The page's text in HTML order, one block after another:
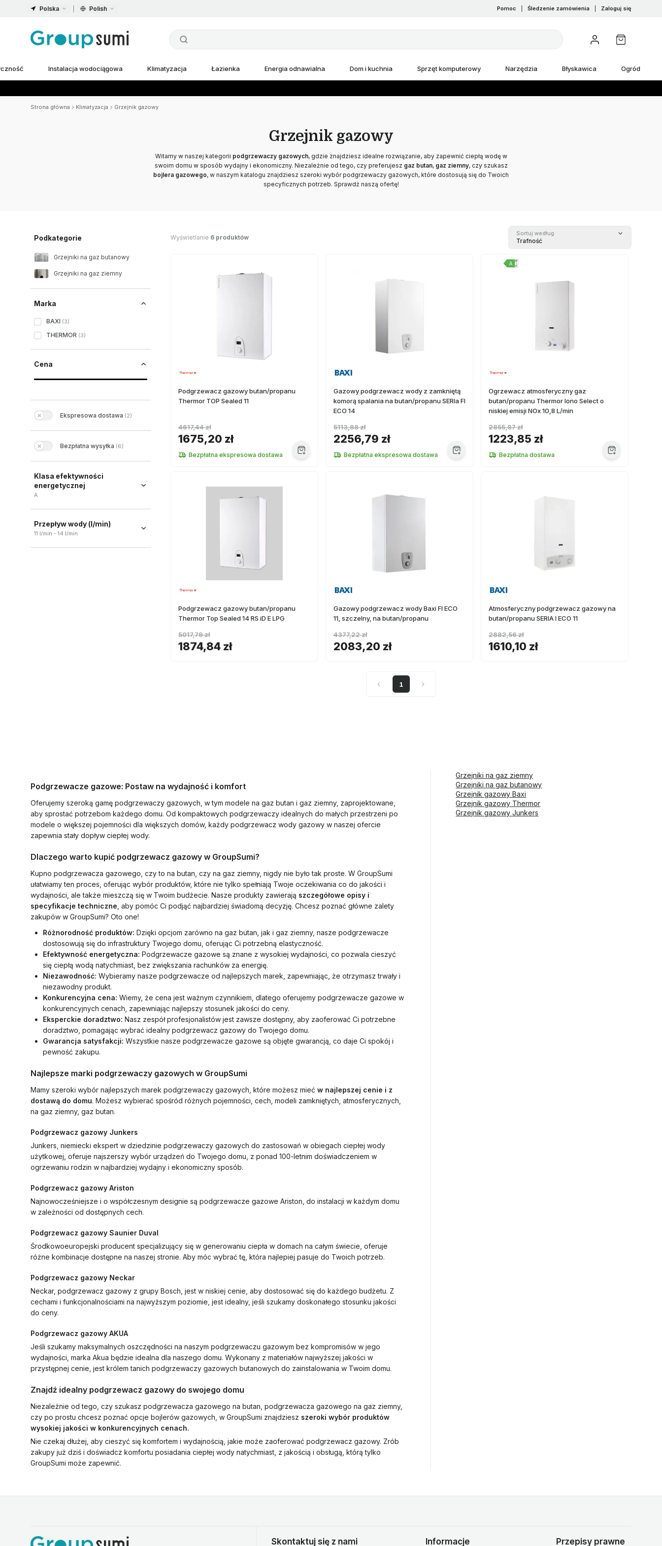
Polska Polish Pomoc Śledzenie zamówienia Zaloguj się
Instalacja wodociągowa Klimatyzacja Łazienka Energia odnawialna Dom i kuchnia Sprzęt komputerowy Narzędzia Błyskawica Ogród
Strona główna Klimatyzacja Grzejnik gazowy
Grzejnik gazowy
Witamy w naszej kategorii podgrzewaczy gazowych, gdzie znajdziesz idealne rozwiązanie, aby zapewnić ciepłą wodę w
swoim domu w sposób wydajny i ekonomiczny. Niezależnie od tego, czy preferujesz gaz butan, gaz ziemny, czy szukasz
bojlera gazowego, w naszym katalogu znajdziesz szeroki wybór podgrzewaczy gazowych, które dostosują się do Twoich
specyficznych potrzeb. Sprawdź naszą ofertę!
Podkategorie
Grzejniki na gaz butanowy
Grzejniki na gaz ziemny
Marka
BAXI (3)
THERMOR (3)
Cena
Ekspresowa dostawa (2)
Bezpłatna wysyłka (6)
Klasa efektywności
energetycznej
A
Przepływ wody (l/min)
11 l/min - 14 l/min
Wyświetlanie 6 produktów
Sortuj według
Trafność
Podgrzewacz gazowy butan/propanu
Thermor TOP Sealed 11
1675,20 zł
4617,44 zł
Bezpłatna ekspresowa dostawa
Gazowy podgrzewacz wody z zamkniętą
komorą spalania na butan/propanu SERIa FI
ECO 14
2256,79 zł
5113,88 zł
Bezpłatna ekspresowa dostawa
Ogrzewacz atmosferyczny gaz
butan/propanu Thermor Iono Select o
niskiej emisji NOx 10,8 L/min
1223,85 zł
2855,87 zł
Bezpłatna dostawa
Podgrzewacz gazowy butan/propanu
Thermor Top Sealed 14 RS iD E LPG
1874,84 zł
5017,79 zł
Gazowy podgrzewacz wody Baxi FI ECO
11, szczelny, na butan/propanu
2083,20 zł
4377,22 zł
Atmosferyczny podgrzewacz gazowy na
butan/propanu SERIA I ECO 11
1610,10 zł
2882,56 zł
1
Podgrzewacze gazowe: Postaw na wydajność i komfort
Oferujemy szeroką gamę podgrzewaczy gazowych, w tym modele na gaz butan i gaz ziemny, zaprojektowane,
aby sprostać potrzebom każdego domu. Od kompaktowych podgrzewaczy idealnych do małych przestrzeni po
modele o większej pojemności dla większych domów, każdy podgrzewacz wody gazowy w naszej ofercie
zapewnia stały dopływ ciepłej wody.
Dlaczego warto kupić podgrzewacz gazowy w GroupSumi?
Kupno podgrzewacza gazowego, czy to na butan, czy na gaz ziemny, nigdy nie było tak proste. W GroupSumi
ułatwiamy ten proces, oferując wybór produktów, które nie tylko spełniają Twoje oczekiwania co do jakości i
wydajności, ale także mieszczą się w Twoim budżecie. Nasze produkty zawierają szczegółowe opisy i
specyfikacje techniczne , aby pomóc Ci podjąć najbardziej świadomą decyzję. Chcesz poznać główne zalety
zakupów w GroupSumi? Oto one!
Różnorodność produktów: Dzięki opcjom zarówno na gaz butan, jak i gaz ziemny, nasze podgrzewacze
dostosowują się do infrastruktury Twojego domu, oferując Ci potrzebną elastyczność.
Efektywność energetyczna: Podgrzewacze gazowe są znane z wysokiej wydajności, co pozwala cieszyć
się ciepłą wodą natychmiast, bez zwiększania rachunków za energię.
Niezawodność: Wybieramy nasze podgrzewacze od najlepszych marek, zapewniając, że otrzymasz trwały i
niezawodny produkt.
Konkurencyjna cena: Wiemy, że cena jest ważnym czynnikiem, dlatego oferujemy podgrzewacze gazowe w
konkurencyjnych cenach, zapewniając najlepszy stosunek jakości do ceny.
Eksperckie doradztwo: Nasz zespół profesjonalistów jest zawsze dostępny, aby zaoferować Ci potrzebne
doradztwo, pomagając wybrać idealny podgrzewacz gazowy do Twojego domu.
Gwarancja satysfakcji: Wszystkie nasze podgrzewacze gazowe są objęte gwarancją, co daje Ci spokój i
pewność zakupu.
Najlepsze marki podgrzewaczy gazowych w GroupSumi
Mamy szeroki wybór najlepszych marek podgrzewaczy gazowych, które możesz mieć w najlepszej cenie i z
dostawą do domu. Możesz wybierać spośród różnych pojemności, cech, modeli zamkniętych, atmosferycznych,
na gaz ziemny, gaz butan.
Podgrzewacz gazowy Junkers
Junkers, niemiecki ekspert w dziedzinie podgrzewaczy gazowych do zastosowań w obiegach ciepłej wody
użytkowej, oferuje najszerszy wybór urządzeń do Twojego domu, z ponad 100-letnim doświadczeniem w
ogrzewaniu rodzin w najbardziej wydajny i ekonomiczny sposób.
Podgrzewacz gazowy Ariston
Najnowocześniejsze i o współczesnym designie są podgrzewacze gazowe Ariston, do instalacji w każdym domu
w zależności od dostępnych cech.
Podgrzewacz gazowy Saunier Duval
Środkowoeuropejski producent specjalizujący się w generowaniu ciepła w domach na całym świecie, oferuje
różne kombinacje dostępne na naszej stronie. Aby móc wybrać tę, która najlepiej pasuje do Twoich potrzeb.
Podgrzewacz gazowy Neckar
Neckar, podgrzewacz gazowy z grupy Bosch, jest w niskiej cenie, aby dostosować się do każdego budżetu. Z
cechami i funkcjonalnościami na najwyższym poziomie, jest idealny, jeśli szukamy doskonałego stosunku jakości
do ceny.
Podgrzewacz gazowy AKUA
Jeśli szukamy maksymalnych oszczędności na naszym podgrzewaczu gazowym bez kompromisów w jego
wydajności, marka Akua będzie idealna dla naszego domu. Wykonany z materiałów najwyższej jakości w
przystępnej cenie, jest królem tanich podgrzewaczy gazowych butanowych do zainstalowania w Twoim domu.
Znajdź idealny podgrzewacz gazowy do swojego domu
Niezależnie od tego, czy szukasz podgrzewacza gazowego na butan, podgrzewacza gazowego na gaz ziemny,
czy po prostu chcesz poznać opcje bojlerów gazowych, w GroupSumi znajdziesz szeroki wybór produktów
wysokiej jakości w konkurencyjnych cenach.
Nie czekaj dłużej, aby cieszyć się komfortem i wydajnością, jakie może zaoferować podgrzewacz gazowy. Zrób
zakupy już dziś i doświadcz komfortu posiadania ciepłej wody natychmiast, z jakością i obsługą, którą tylko
GroupSumi może zapewnić.
Grzejniki na gaz ziemny
Grzejniki na gaz butanowy
Grzejnik gazowy Baxi
Grzejnik gazowy Thermor
Grzejnik gazowy Junkers
Skontaktuj się z nami Informacje Przepisy prawne